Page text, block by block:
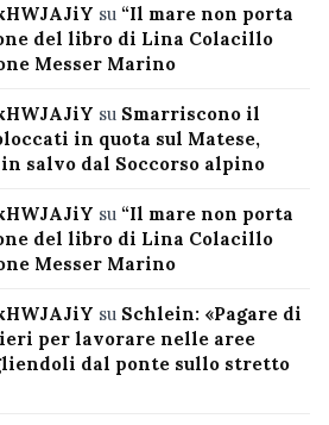
su “Il mare non porta
del libro di Lina Colacillo
Messer Marino
su Smarriscono il
in quota sul Matese,
salvo dal Soccorso alpino
su “Il mare non porta
del libro di Lina Colacillo
Messer Marino
su Schlein: «Pagare di
per lavorare nelle aree
dal ponte sullo stretto